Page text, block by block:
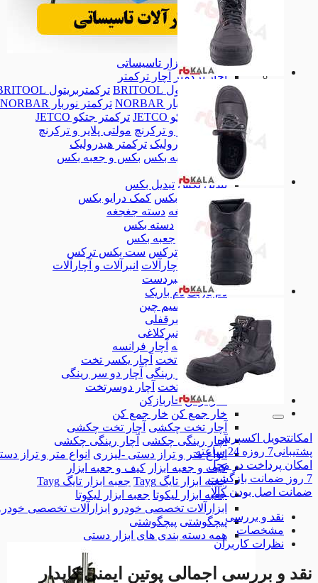
ابزار تاسیساتی
ابزار تاسیساتی
آچار ترکمتر
آچار ترکمتر
ترکمتربریتول BRITOOL
ترکمتربریتول BRITOOL
ترکمتر نوربار NORBAR
ترکمتر نوربار NORBAR
ترکمتر جتکو JETCO
ترکمتر جتکو JETCO
مولتی پلایر و ترکرنچ مولتی پلایر و ترکرنچ
ترکمتر هیدرولیک ترکمتر هیدرولیک
بکس و جعبه بکس بکس و جعبه بکس
بکس
تبدیل بکس تبدیل بکس
کمک درایو بکس کمک درایو بکس
دسته جغجغه دسته جغجغه
دسته بکس
دسته بکس
جعبه بکس
جعبه بکس
ست بکس ترکس ست بکس ترکس
انبرآلات و آچارآلات انبرآلات و آچارآلات
انبردست
انبردست
دم باریک دم باریک
سیم چین
انبرقفلی
انبرکلاغی
انبرکلاغی
آچار فرانسه آچار فرانسه
آچار یکسر تخت آچار یکسر تخت
آچار دو سر رینگی آچار دو سر رینگی
آچار دوسرتخت آچار دوسرتخت
خاربازکن خاربازکن
خار جمع کن خار جمع کن
آچار تخت چکشی آچار تخت چکشی
آچار رینگی چکشی آچار رینگی چکشی
انواع متر و تراز دستی -لیزری انواع متر و تراز
کیف و جعبه ابزار کیف و جعبه ابزار
جعبه ابزار تایگ Tayg
جعبه ابزار تایگ Tayg
جعبه ابزار لیکوتا جعبه ابزار لیکوتا
ابزارآلات تخصصی خودرو ابزارآلات تخصصی
پیچگوشتی پیچگوشتی
همه دسته بندی های ابزار دستی
امکانتحویل اکسپرس
پشتیبانی7 روزه 24 ساعته
امکان پرداخت در محل
7 روز
ضمانت بازگشت
ضمانت اصل بودن کالا
نقد و بررسی
مشخصات
نظرات کاربران
نقد و بررسی اجمالی پوتین ایمنی کاپدار